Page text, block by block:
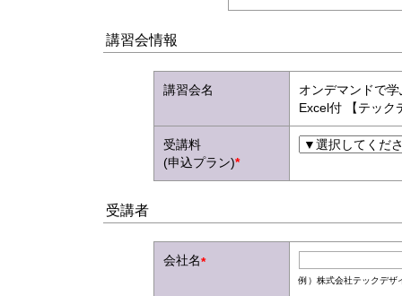
講習会情報
講習会名
オンデマンドで
Excel付 【テック
受講料
(申込プラン)*
受講者
会社名*
例）株式会社テックデザ